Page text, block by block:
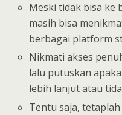
Meski tidak bisa ke
masih bisa
berbagai platform
Nikmati akses
lalu putuskan
lebih lanjut atau
Tentu saja,